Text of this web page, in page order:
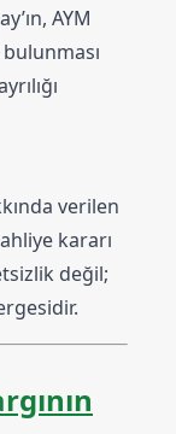
AYM
verilen
kararı
değil;